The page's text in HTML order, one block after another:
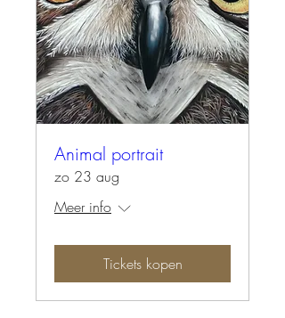
Animal portrait
zo 23 aug
Meer info
Tickets kopen